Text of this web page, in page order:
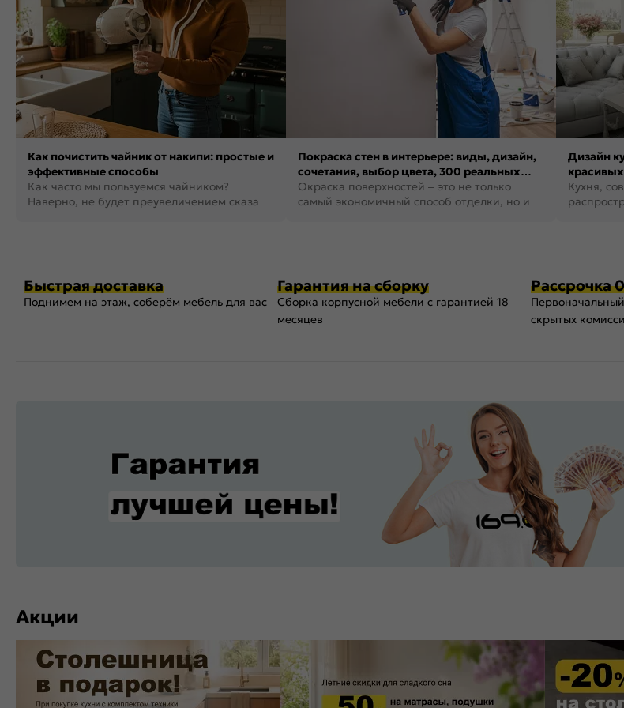
Как почистить чайник от накипи: простые и
эффективные способы
Как часто мы пользуемся чайником?
Наверно, не будет преувеличением сказать,
Покраска стен в интерьере: виды, дизайн,
сочетания, выбор цвета, 300 реальных
фото
Окраска поверхностей – это не только
самый экономичный способ отделки, но и
Дизайн
Кухня,
Быстрая доставка
Поднимем на этаж, соберём мебель для вас
Гарантия на сборку
Сборка корпусной мебели с гарантией 18
месяцев
Рассрочка
скрытых
Акции